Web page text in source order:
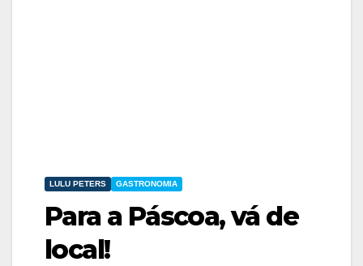
LULU PETERS GASTRONOMIA
Para a Páscoa, vá de
local!